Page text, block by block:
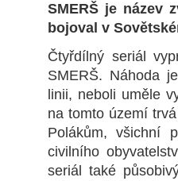
SMERŠ je název
bojoval v
Čtyřdílný seriál
SMERŠ. Náhoda
linii, neboli uměle
na tomto území
Polákům, všichní
civilního
seriál také